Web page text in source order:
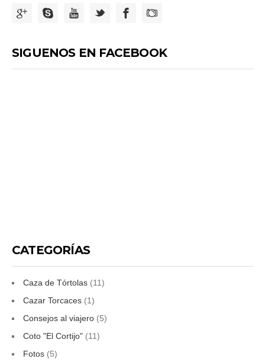
SIGUENOS EN FACEBOOK
CATEGORÍAS
Caza de Tórtolas (11)
Cazar Torcaces (1)
Consejos al viajero (5)
Coto "El Cortijo" (11)
Fotos (5)